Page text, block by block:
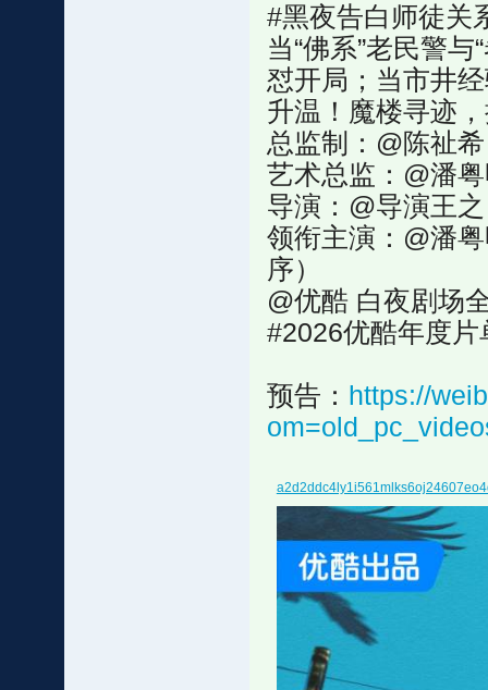
#黑夜告白师徒关
当“佛系”老民警与
怼开局；当市井
升温！魔楼寻迹
总监制：@陈祉希
艺术总监：@潘
导演：@导演王之
领衔主演：@潘
序）
@优酷 白夜剧场
#2026优酷年度片
预告： https://